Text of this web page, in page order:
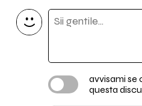
avvisami se
questa